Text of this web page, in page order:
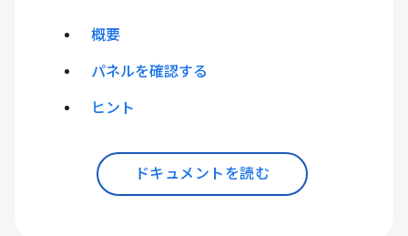
概要
パネルを確認する
ヒント
ドキュメントを読む